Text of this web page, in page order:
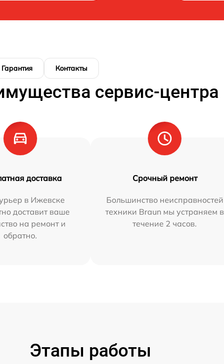
Гарантия Контакты
сервис-центра
доставка
в Ижевске
доставит ваше
на ремонт и
обратно.
Срочный ремонт
Большинство неисправностей
техники Braun мы устраняем в
течение 2 часов.
Этапы работы